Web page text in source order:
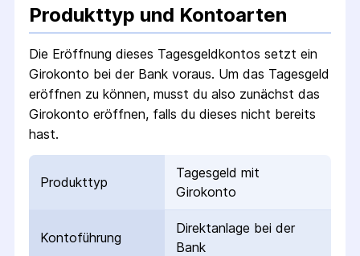
Produkttyp und Kontoarten
Die Eröffnung dieses Tagesgeldkontos setzt ein
Girokonto bei der Bank voraus. Um das Tagesgeld
eröffnen zu können, musst du also zunächst das
Girokonto eröffnen, falls du dieses nicht bereits
hast.
Produkttyp
Tagesgeld mit
Girokonto
Kontoführung
Direktanlage bei der
Bank